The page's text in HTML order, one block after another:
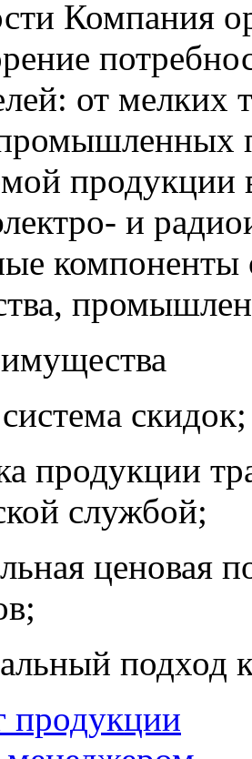
Компания
от мелких
продукции
и
компоненты
скидок;
продукции
службой;
ценовая
подход
продукции